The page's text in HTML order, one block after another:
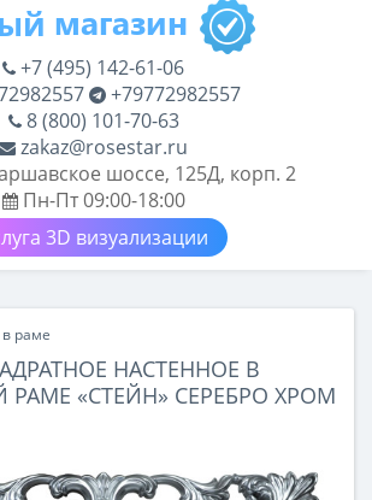
+7 (495) 142-61-06
+79772982557
8 (800) 101-70-63
zakaz@rosestar.ru
шоссе, 125Д, корп. 2
Пн-Пт 09:00-18:00
3D визуализации
в раме
НАСТЕННОЕ В
РАМЕ «СТЕЙН» СЕРЕБРО ХРОМ